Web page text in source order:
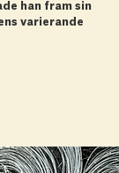
han fram sin
varierande